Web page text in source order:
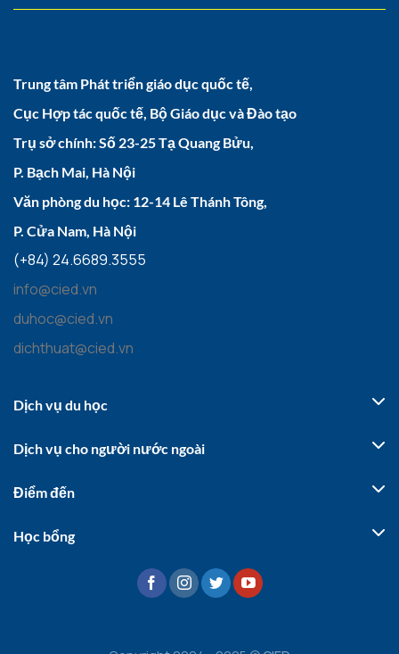
Trung tâm Phát triển giáo dục quốc tế,
Cục Hợp tác quốc tế, Bộ Giáo dục và Đào tạo
Trụ sở chính: Số 23-25 Tạ Quang Bửu,
P. Bạch Mai, Hà Nội
Văn phòng du học: 12-14 Lê Thánh Tông,
P. Cửa Nam, Hà Nội
(+84) 24.6689.3555
info@cied.vn
duhoc@cied.vn
dichthuat@cied.vn
Dịch vụ du học
Dịch vụ cho người nước ngoài
Điểm đến
Học bổng